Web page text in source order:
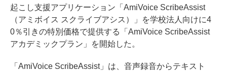
起こし支援アプリケーション「AmiVoice ScribeAssist
（アミボイス スクライブアシス）」を学校法人向けに4
0％引きの特別価格で提供する「AmiVoice ScribeAssist
アカデミックプラン」を開始した。
「AmiVoice ScribeAssist」は、音声録音からテキスト